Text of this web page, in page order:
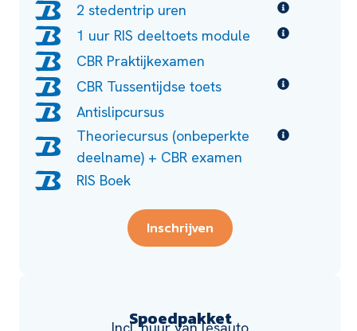
2 stedentrip uren
1 uur RIS deeltoets module
CBR Praktijkexamen
CBR Tussentijdse toets
Antislipcursus
Theoriecursus (onbeperkte
deelname) + CBR examen
RIS Boek
Inschrijven
Spoedpakket
Incl. huur van lesauto